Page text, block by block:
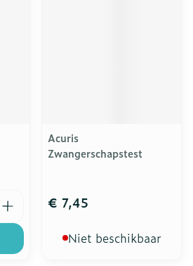
Acuris
Zwangerschapstest
€ 7,45
Niet beschikbaar